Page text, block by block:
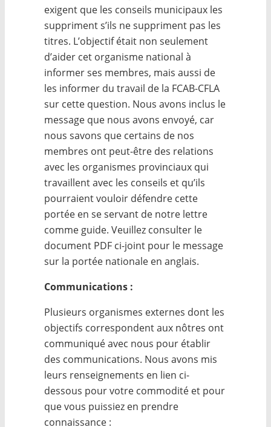
exigent que les conseils municipaux les
suppriment s’ils ne suppriment pas les
titres. L’objectif était non seulement
d’aider cet organisme national à
informer ses membres, mais aussi de
les informer du travail de la FCAB-CFLA
sur cette question. Nous avons inclus le
message que nous avons envoyé, car
nous savons que certains de nos
membres ont peut-être des relations
avec les organismes provinciaux qui
travaillent avec les conseils et qu’ils
pourraient vouloir défendre cette
portée en se servant de notre lettre
comme guide. Veuillez consulter le
document PDF ci-joint pour le message
sur la portée nationale en anglais.
Communications :
Plusieurs organismes externes dont les
objectifs correspondent aux nôtres ont
communiqué avec nous pour établir
des communications. Nous avons mis
leurs renseignements en lien ci-
dessous pour votre commodité et pour
que vous puissiez en prendre
connaissance :